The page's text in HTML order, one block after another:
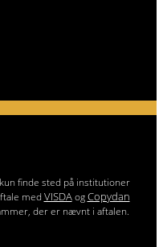
finde sted på institutioner
med VISDAogCopydan
der er nævnt i aftalen.